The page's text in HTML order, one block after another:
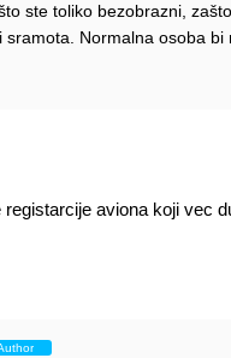
ste toliko bezobrazni,
sramota. Normalna osoba bi
aviona koji vec